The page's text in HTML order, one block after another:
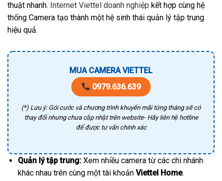
thuật nhanh. Internet Viettel doanh nghiệp kết hợp cùng hệ
thống Camera tạo thành một hệ sinh thái quản lý tập trung
hiệu quả.
MUA CAMERA VIETTEL
0979.636.639
(*) Lưu ý: Gói cước và chương trình khuyến mãi từng tháng sẽ có
thay đổi nhưng chưa cập nhật trên website- Hãy liên hệ hotline
để được tư vấn chính xác
Quản lý tập trung:Xem nhiều camera từ các chi nhánh
khác nhau trên cùng một tài khoản Viettel Home.